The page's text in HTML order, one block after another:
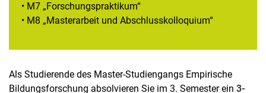
• M7 „Forschungspraktikum“
• M8 „Masterarbeit und Abschlusskolloquium“
Als Studierende des Master-Studiengangs Empirische
Bildungsforschung absolvieren Sie im 3. Semester ein 3-